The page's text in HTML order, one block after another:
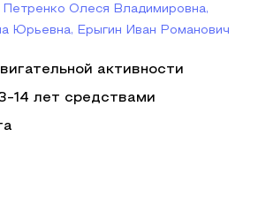
Петренко Олеся Владимировна,
Юрьевна, Ерыгин Иван Романович
активности
14 лет средствами